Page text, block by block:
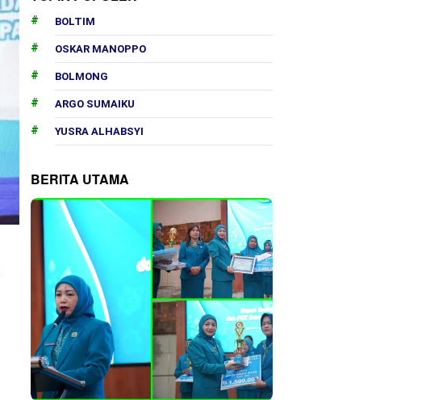
BOLTIM
OSKAR MANOPPO
BOLMONG
ARGO SUMAIKU
YUSRA ALHABSYI
BERITA UTAMA